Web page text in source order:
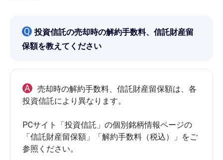
Q 投資信託の売却時の解約手数料、信託財産留
保額を教えてください
A
売却時の解約手数料、信託財産留保額は、各
投資信託により異なります。
PCサイト「投資信託」の個別銘柄情報ページの
「信託財産留保額」「解約手数料（税込）」をご